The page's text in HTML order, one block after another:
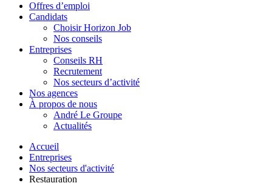
Offres d’emploi
Candidats
Choisir Horizon Job
Nos conseils
Entreprises
Conseils RH
Recrutement
Nos secteurs d’activité
Nos agences
À propos de nous
André Le Groupe
Actualités
Accueil
Entreprises
Nos secteurs d'activité
Restauration